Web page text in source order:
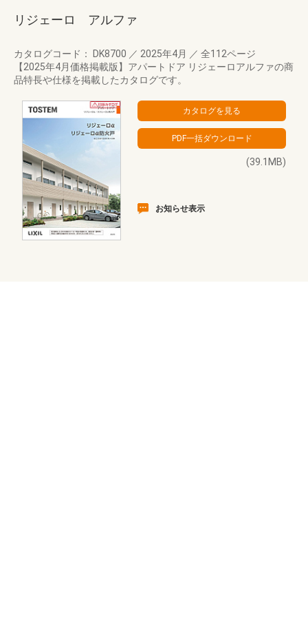
リジェーロ アルファ
カタログコード： DK8700 ／ 2025年4月 ／ 全112ページ
【2025年4月価格掲載版】アパートドア リジェーロアルファの商
品特長や仕様を掲載したカタログです。
(39.1MB)
お知らせ表示